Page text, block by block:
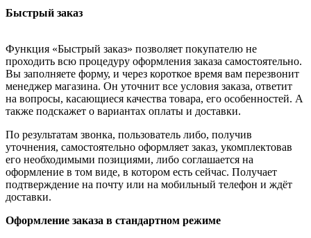
Быстрый заказ
Функция «Быстрый заказ» позволяет покупателю не
проходить всю процедуру оформления заказа самостоятельно.
Вы заполняете форму, и через короткое время вам перезвонит
менеджер магазина. Он уточнит все условия заказа, ответит
на вопросы, касающиеся качества товара, его особенностей. А
также подскажет о вариантах оплаты и доставки.
По результатам звонка, пользователь либо, получив
уточнения, самостоятельно оформляет заказ, укомплектовав
его необходимыми позициями, либо соглашается на
оформление в том виде, в котором есть сейчас. Получает
подтверждение на почту или на мобильный телефон и ждёт
доставки.
Оформление заказа в стандартном режиме